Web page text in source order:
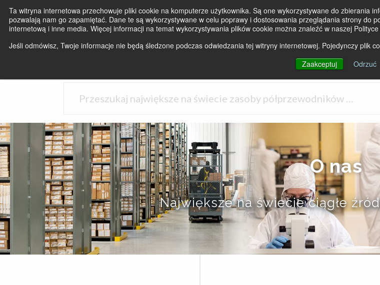
Ta witryna internetowa przechowuje pliki cookie na komputerze użytkownika. Są one wykorzystywane do zbierania
pozwalają nam go zapamiętać. Dane te są wykorzystywane w celu poprawy i dostosowania przeglądania strony do
internetową i inne media. Więcej informacji na temat wykorzystywania plików cookie można znaleźć w naszej
Jeśli odmówisz, Twoje informacje nie będą śledzone podczas odwiedzania tej witryny internetowej. Pojedynczy plik
Zaakceptuj
Odrzuć
PRODUKTY RYNKI
O nas
Największe na świecie ciągłe